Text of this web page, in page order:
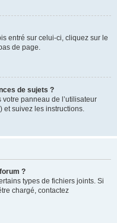
entré sur celui-ci, cliquez sur le
de page.
de sujets ?
panneau de l’utilisateur
) et suivez les instructions.
?
types de fichiers joints. Si
chargé, contactez